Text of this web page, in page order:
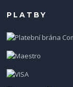
PLATBY